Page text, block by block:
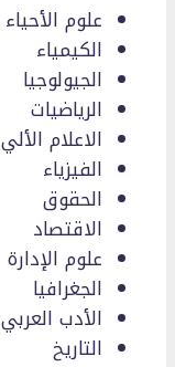
علوم الأحياء
الكيمياء
الجيولوجيا
الرياضيات
الاعلام الألي
الفيزياء
الحقوق
الاقتصاد
علوم الإدارة
الجغرافيا
الأدب العربي
التاريخ